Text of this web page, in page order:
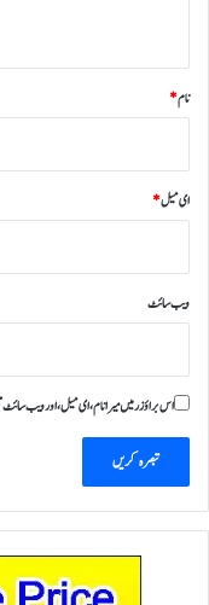
نام*
ای میل*
ویب‌ سائٹ
اس براؤزر میں میرا نام، ای میل، اور ویب